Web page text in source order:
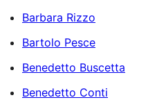
Barbara Rizzo
Bartolo Pesce
Benedetto Buscetta
Benedetto Conti